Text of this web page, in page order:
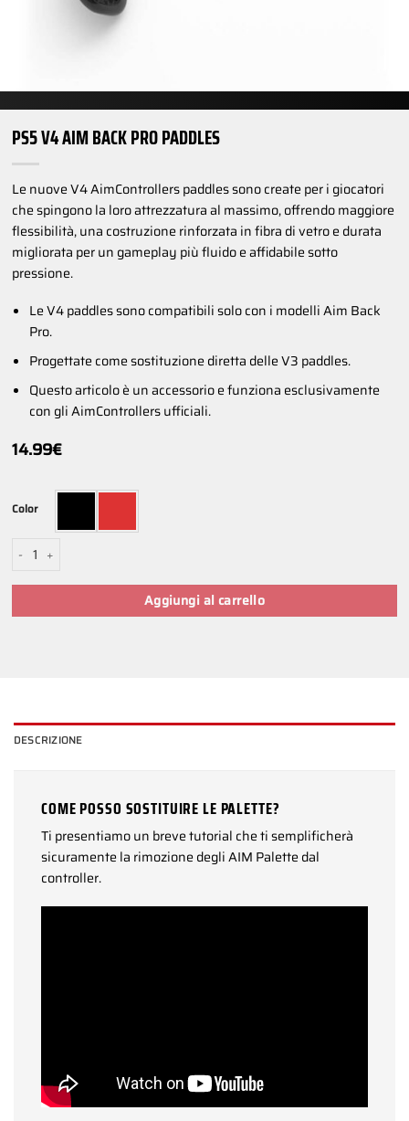
PS5 V4 AIM BACK PRO PADDLES
Le nuove V4 AimControllers paddles sono create per i giocatori
che spingono la loro attrezzatura al massimo, offrendo maggiore
flessibilità, una costruzione rinforzata in fibra di vetro e durata
migliorata per un gameplay più fluido e affidabile sotto
pressione.
Le V4 paddles sono compatibili solo con i modelli Aim Back
Pro.
Progettate come sostituzione diretta delle V3 paddles.
Questo articolo è un accessorio e funziona esclusivamente
con gli AimControllers ufficiali.
14.99€
Color
PS5 V4 AIM Back Pro Paddles quantità
Aggiungi al carrello
DESCRIZIONE
COME POSSO SOSTITUIRE LE PALETTE?
Ti presentiamo un breve tutorial che ti semplificherà
sicuramente la rimozione degli AIM Palette dal
controller.